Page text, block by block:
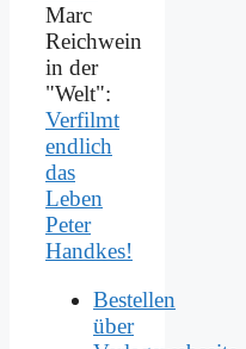
Marc
Reichwein
in der
"Welt":
Verfilmt
endlich
das
Leben
Peter
Handkes!
Bestellen
über